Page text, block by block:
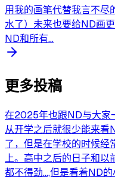
用我的画笔代替我言不尽
水了）未来也要给ND画
ND和所有...
更多投稿
在2025年也跟ND与大家
从开学之后就很少能来看
了，但是在学校的时候经
上。高中之后的日子和以
都不得劲…,但是看着ND